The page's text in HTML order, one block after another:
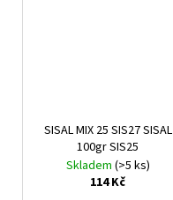
SISAL MIX 25 SIS27 SISAL
100gr SIS25
Skladem (>5 ks)
114 Kč